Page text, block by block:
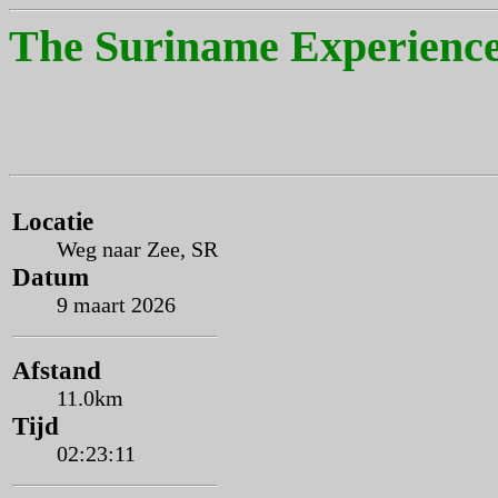
The Suriname
Locatie
Weg naar Zee, SR
Datum
9 maart 2026
Afstand
11.0km
Tijd
02:23:11